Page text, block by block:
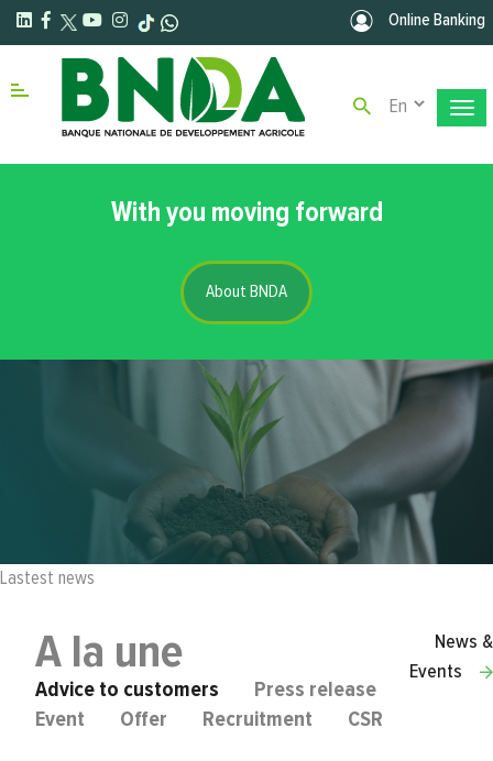
Skip to main content Online Banking
Select your
With you moving forward
About BNDA
Lastest news
News &
Events
A la une
Advice to customers
Press release
Event
Offer Recruitment CSR